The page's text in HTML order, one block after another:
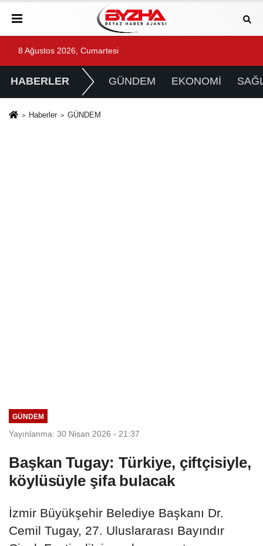
8 Ağustos 2026, Cumartesi
HABERLER GÜNDEM EKONOMİ
Haberler GÜNDEM
GÜNDEM
Yayınlanma: 30 Nisan 2026 - 21:37
Başkan Tugay: Türkiye, çiftçisiyle,
köylüsüyle şifa bulacak
İzmir Büyükşehir Belediye Başkanı Dr.
Cemil Tugay, 27. Uluslararası Bayındır